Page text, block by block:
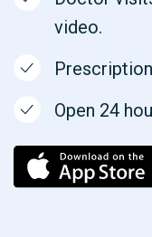
video.
Open 24